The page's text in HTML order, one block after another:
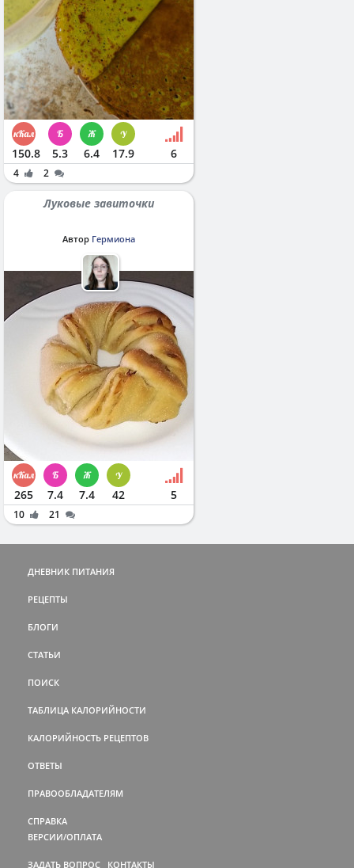
150.8 5.3 6.4 17.9 6
4 2
Луковые завиточки
Автор Гермиона
265 7.4 7.4 42 5
10 21
ДНЕВНИК ПИТАНИЯ
РЕЦЕПТЫ
БЛОГИ
СТАТЬИ
ПОИСК
ТАБЛИЦА КАЛОРИЙНОСТИ
КАЛОРИЙНОСТЬ РЕЦЕПТОВ
ОТВЕТЫ
ПРАВООБЛАДАТЕЛЯМ
СПРАВКА
ВЕРСИИ/ОПЛАТА
ЗАДАТЬ ВОПРОС КОНТАКТЫ